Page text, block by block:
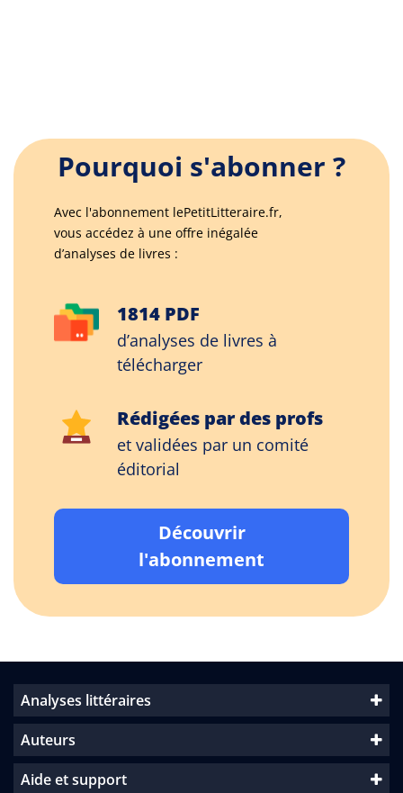
Pourquoi s'abonner ?
Avec l'abonnement lePetitLitteraire.fr,
vous accédez à une offre inégalée
d’analyses de livres :
1814 PDF
d’analyses de livres à
télécharger
Rédigées par des profs
et validées par un comité
éditorial
Découvrir
l'abonnement
Analyses littéraires
Auteurs
Aide et support